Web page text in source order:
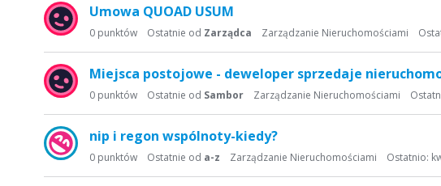
Umowa QUOAD USUM
0 punktów Ostatnie od Zarządca Zarządzanie Nieruchomościami
Miejsca postojowe - deweloper sprzedaje
0 punktów Ostatnie od Sambor Zarządzanie Nieruchomościami
nip i regon wspólnoty-kiedy?
0 punktów Ostatnie od a-z Ostatnio:
Zarządzanie Nieruchomościami